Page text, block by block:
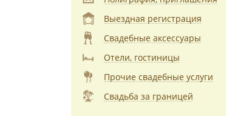
Выездная регистрация
Свадебные аксессуары
Отели, гостиницы
Прочие свадебные услуги
Свадьба за границей